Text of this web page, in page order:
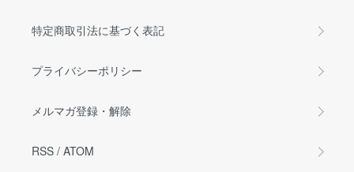
特定商取引法に基づく表記
プライバシーポリシー
メルマガ登録・解除
RSS / ATOM